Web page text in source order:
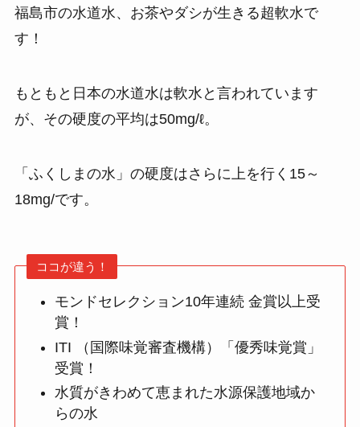
福島市の水道水、お茶やダシが生きる超軟水で
す！
もともと日本の水道水は軟水と言われています
が、その硬度の平均は50mg/ℓ。
「ふくしまの水」の硬度はさらに上を行く15～
18mg/です。
ココが違う！
モンドセレクション10年連続 金賞以上受
賞！
ITI （国際味覚審査機構）「優秀味覚賞」
受賞！
水質がきわめて恵まれた水源保護地域か
らの水